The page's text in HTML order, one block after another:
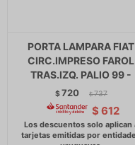
PORTA LAMPARA FIAT
CIRC.IMPRESO FAROL
TRAS.IZQ. PALIO 99 -
$720 $ 737
$ 612